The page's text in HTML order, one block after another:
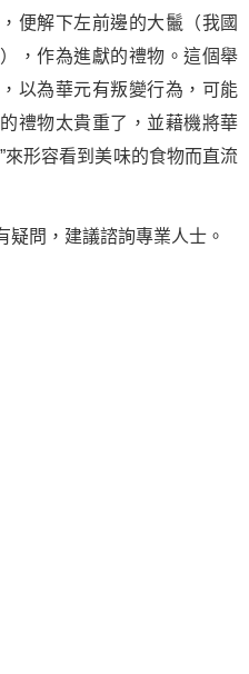
便解下左前邊的大鬛（我國
，作為進獻的禮物。這個舉
以為華元有叛變行為，可能
禮物太貴重了，並藉機將華
來形容看到美味的食物而直流
疑問，建議諮詢專業人士。